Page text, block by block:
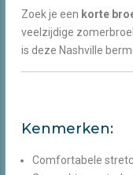
Zoek je een korte
veelzijdige
is deze Nashville
Kenmerken:
Comfortabele